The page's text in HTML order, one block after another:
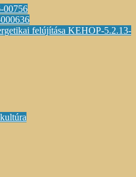
00756
felújítása KEHOP-5.2.13-